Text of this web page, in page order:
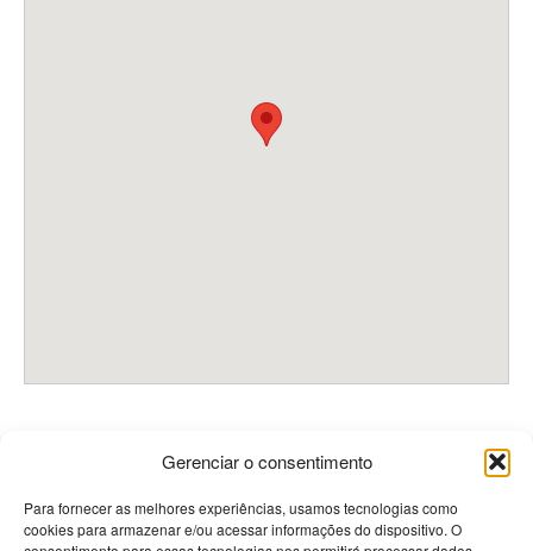
Gerenciar o consentimento
Para fornecer as melhores experiências, usamos tecnologias como
cookies para armazenar e/ou acessar informações do dispositivo. O